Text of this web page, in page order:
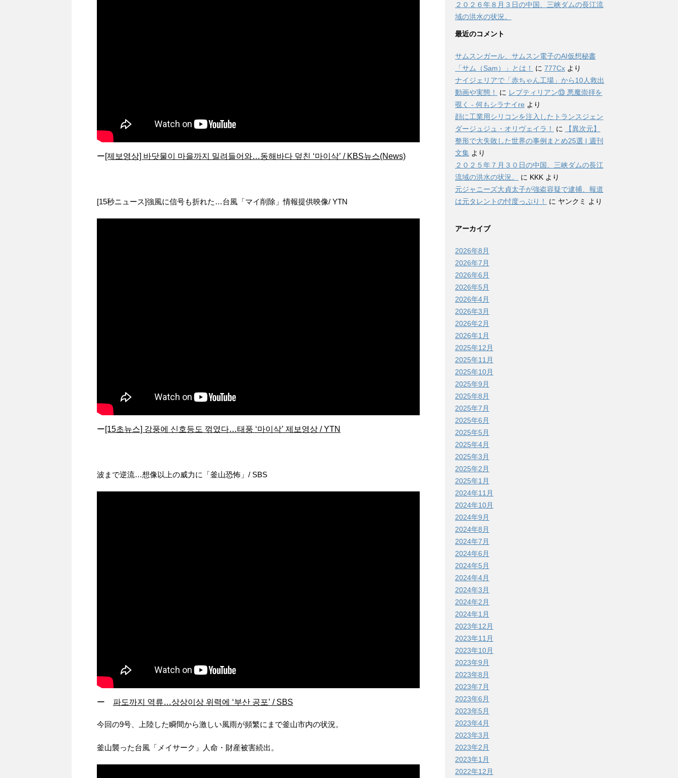
ー[제보영상] 바닷물이 마을까지 밀려들어와…동해바다 덮친 ‘마이삭’ / KBS뉴스(News)
[15秒ニュース]強風に信号も折れた…台風「マイ削除」情報提供映像/ YTN
ー[15초뉴스] 강풍에 신호등도 꺾였다…태풍 ‘마이삭’ 제보영상 / YTN
波まで逆流…想像以上の威力に「釜山恐怖」/ SBS
ー 파도까지 역류…상상이상 위력에 ‘부산 공포’ / SBS
今回の9号、上陸した瞬間から激しい風雨が頻繁にまで釜山市内の状況。
釜山襲った台風「メイサーク」人命・財産被害続出。
２０２６年８月３日の中国、三峡ダムの長江流
域の洪水の状況。
最近のコメント
サムスンガール、サムスン電子のAI仮想秘書
「サム（Sam）」とは！
に 777Cx より
ナイジェリアで「赤ちゃん工場」から10人救出
動画や実態！
に レプティリアン⑬ 悪魔崇拝を
覗く - 何もシラナイre より
顔に工業用シリコンを注入したトランスジェン
ダージュジュ・オリヴェイラ！
に
【異次元】
整形で大失敗した世界の事例まとめ25選 | 週刊
文集 より
２０２５年７月３０日の中国、三峡ダムの長江
流域の洪水の状況。
に KKK より
元ジャニーズ大貞太子が強盗容疑で逮捕、報道
は元タレントの忖度っぷり！
に ヤンクミ より
アーカイブ
2026年8月
2026年7月
2026年6月
2026年5月
2026年4月
2026年3月
2026年2月
2026年1月
2025年12月
2025年11月
2025年10月
2025年9月
2025年8月
2025年7月
2025年6月
2025年5月
2025年4月
2025年3月
2025年2月
2025年1月
2024年11月
2024年10月
2024年9月
2024年8月
2024年7月
2024年6月
2024年5月
2024年4月
2024年3月
2024年2月
2024年1月
2023年12月
2023年11月
2023年10月
2023年9月
2023年8月
2023年7月
2023年6月
2023年5月
2023年4月
2023年3月
2023年2月
2023年1月
2022年12月